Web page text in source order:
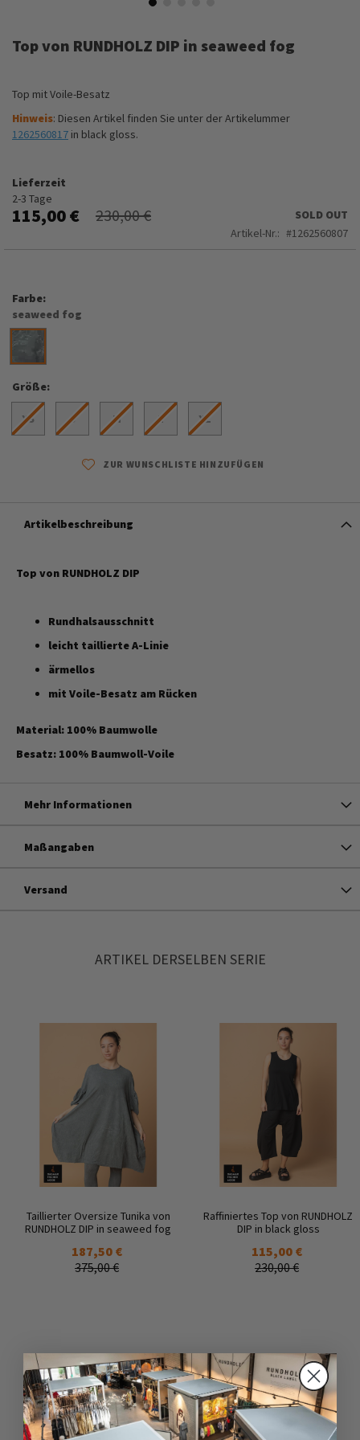
der
Top von RUNDHOLZ DIP in seaweed fog
Top mit Voile-Besatz
Hinweis: Diesen Artikel finden Sie unter der Artikelummer
1262560817 in black gloss.
Lieferzeit
2-3 Tage
115,00 € 230,00 €
SOLD OUT
Artikel-Nr.
1262560807
Farbe
seaweed fog
Größe
XS S M L XL
ZUR WUNSCHLISTE HINZUFÜGEN
Artikelbeschreibung
Top von RUNDHOLZ DIP
Rundhalsausschnitt
leicht taillierte A-Linie
ärmellos
mit Voile-Besatz am Rücken
Material: 100% Baumwolle
Besatz: 100% Baumwoll-Voile
Mehr Informationen
Maßangaben
Versand
ARTIKEL DERSELBEN SERIE
Taillierter Oversize Tunika von
RUNDHOLZ DIP in seaweed fog
187,50 €
375,00 €
Raffiniertes Top von RUNDHOLZ
DIP in black gloss
115,00 €
230,00 €